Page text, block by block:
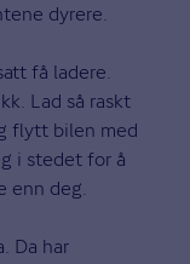
dyrere.
få ladere.
Lad så raskt
flytt bilen med
i stedet for å
enn deg.
Da har